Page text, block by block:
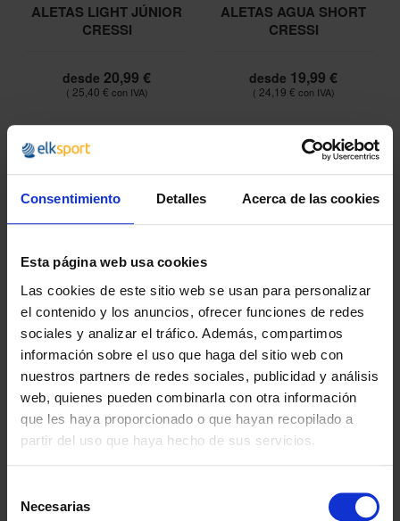
Consentimiento Detalles Acerca de las cookies
Esta página web usa cookies
Las cookies de este sitio web se usan para personalizar
el contenido y los anuncios, ofrecer funciones de redes
sociales y analizar el tráfico. Además, compartimos
información sobre el uso que haga del sitio web con
nuestros partners de redes sociales, publicidad y análisis
web, quienes pueden combinarla con otra información
que les haya proporcionado o que hayan recopilado a
partir del uso que haya hecho de sus servicios.
Necesarias
ALETAS LIGHT JÚNIOR
CRESSI
desde 20,99 €
25,40 €
ALETAS AGUA SHORT
CRESSI
desde 19,99 €
24,19 €
ALETAS PIXEL CRESSI
desde 20,45 €
GAFAS DE NATACIÓN
CRESSI FOX